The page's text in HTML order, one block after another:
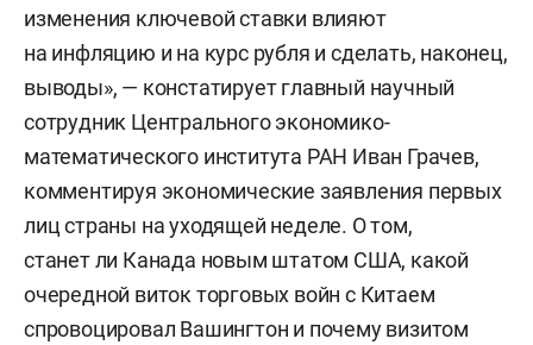
изменения ключевой ставки влияют
на инфляцию и на курс рубля и сделать, наконец,
выводы», — констатирует главный научный
сотрудник Центрального экономико-
математического института РАН Иван Грачев,
комментируя экономические заявления первых
лиц страны на уходящей неделе. О том,
станет ли Канада новым штатом США, какой
очередной виток торговых войн с Китаем
спровоцировал Вашингтон и почему визитом